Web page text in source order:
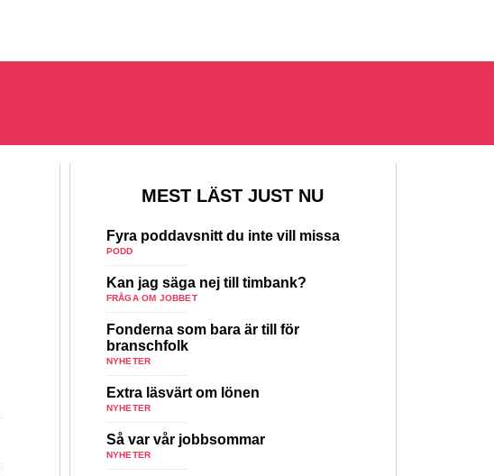
MEST LÄST JUST NU
Fyra poddavsnitt du inte vill missa
PODD
Kan jag säga nej till timbank?
FRÅGA OM JOBBET
Fonderna som bara är till för
branschfolk
NYHETER
Extra läsvärt om lönen
NYHETER
Så var vår jobbsommar
NYHETER